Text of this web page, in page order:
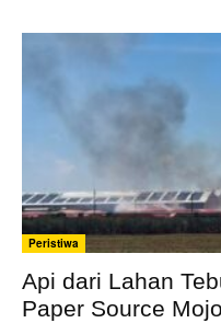
Peristiwa
Api dari Lahan
Paper Source